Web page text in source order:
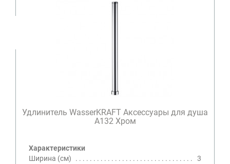
Удлинитель WasserKRAFT Аксессуары для душа
A132 Хром
Характеристики
Ширина (см)
3